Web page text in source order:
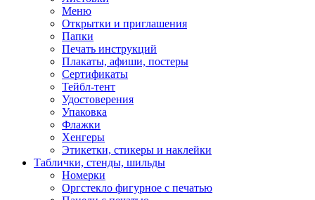
Меню
Открытки и приглашения
Папки
Печать инструкций
Плакаты, афиши, постеры
Сертификаты
Тейбл-тент
Удостоверения
Упаковка
Флажки
Хенгеры
Этикетки, стикеры и наклейки
Таблички, стенды, шильды
Номерки
Оргстекло фигурное с печатью